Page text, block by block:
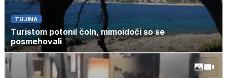
TUJINA
Turistom potonil čoln, mimoidoči so se
posmehovali